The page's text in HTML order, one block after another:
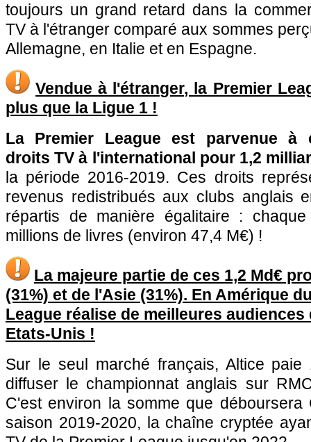
toujours un grand retard dans la
TV à l'étranger comparé aux sommes
Allemagne, en Italie et en Espagne.
Vendue à l'étranger, la Premier
plus que la Ligue 1 !
La Premier League est parvenue à
droits TV à l'international pour 1,2
la période 2016-2019. Ces droits
revenus redistribués aux clubs anglais
répartis de manière égalitaire :
millions de livres (environ 47,4 M€) !
La majeure partie de ces 1,2 Md€
(31%) et de l'Asie (31%). En Amérique
League réalise de meilleures audiences
Etats-Unis !
Sur le seul marché français, Altice
diffuser le championnat anglais sur
C'est environ la somme que
saison 2019-2020, la chaîne cryptée